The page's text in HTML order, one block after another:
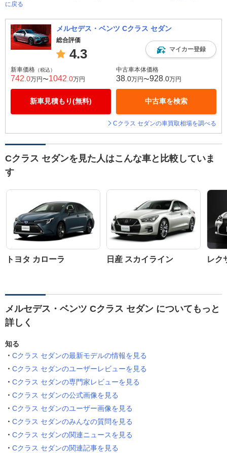
に戻る
メルセデス・ベンツ Cクラス セダン
総合評価
4.3 マイカー登録
新車価格 （税込）
742 .0万円〜1042 .0万円
新車見積もり(無料)
中古車本体価格
38 .0万円〜928 .0万円
中古車を検索
Cクラス セダンの車買取相場を調べる
Cクラス セダンを見た人はこんな車と比較していま
す
トヨタ カローラ 日産 スカイライン レク
メルセデス・ベンツ Cクラス セダン についてもっと
詳しく
知る
Cクラス セダンの最新モデルの情報を見る
Cクラス セダンのユーザーレビューを見る
Cクラス セダンの専門家レビューを見る
Cクラス セダンの公式画像を見る
Cクラス セダンのユーザー画像を見る
Cクラス セダンのみんなの質問を見る
Cクラス セダンの関連ニュースを見る
Cクラス セダンの関連記事を見る